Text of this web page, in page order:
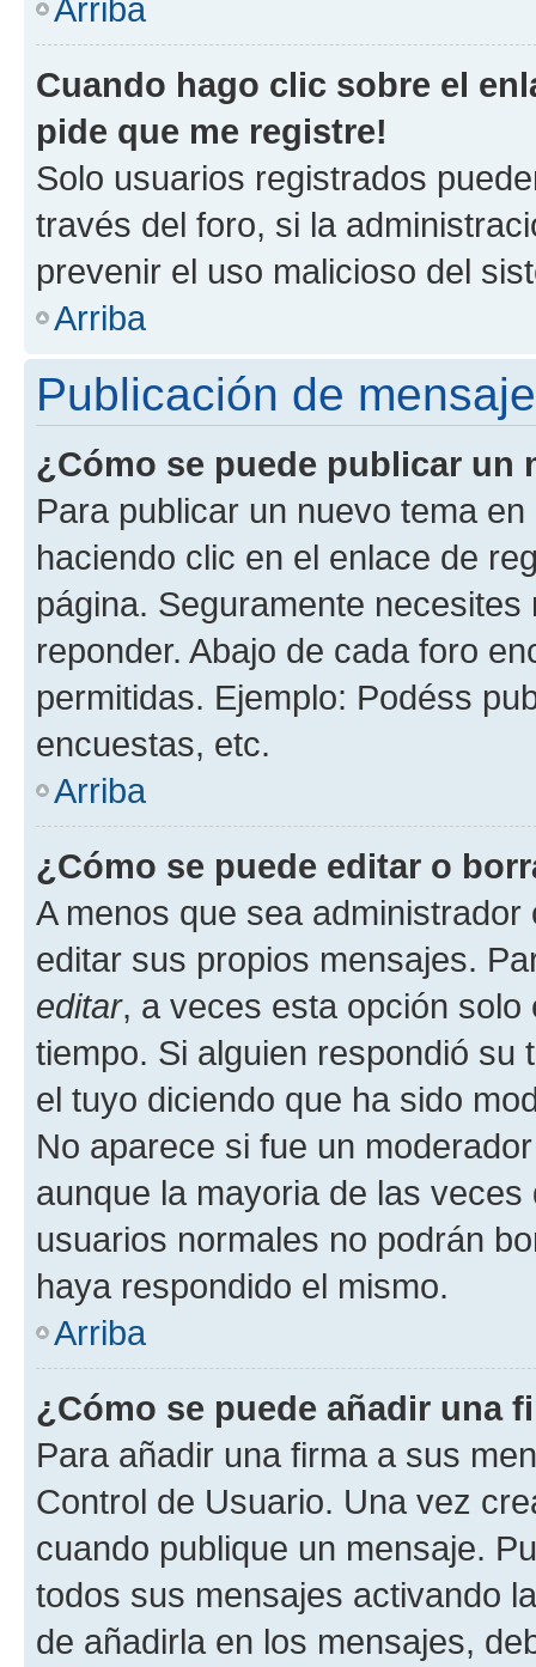
Arriba
Cuando hago clic sobre el
pide que me registre!
Solo usuarios registrados
través del foro, si la
prevenir el uso malicioso del
Arriba
Publicación de
¿Cómo se puede publicar un
Para publicar un nuevo tema
haciendo clic en el enlace de
página. Seguramente
reponder. Abajo de cada foro
permitidas. Ejemplo: Podéss
encuestas, etc.
Arriba
¿Cómo se puede editar o
A menos que sea
editar sus propios mensajes.
editar, a veces esta opción
tiempo. Si alguien respondió
el tuyo diciendo que ha sido
No aparece si fue un
aunque la mayoria de las
usuarios normales no podrán
haya respondido el mismo.
Arriba
¿Cómo se puede añadir una
Para añadir una firma a sus
Control de Usuario. Una vez
cuando publique un mensaje.
todos sus mensajes activando
de añadirla en los mensajes,